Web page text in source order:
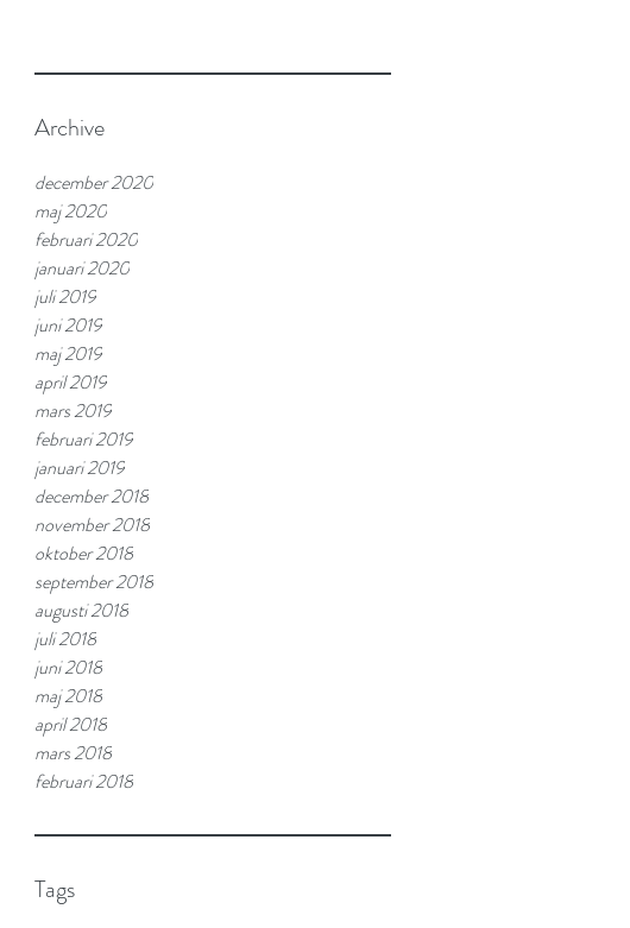
Archive
december 2020
maj 2020
februari 2020
januari 2020
juli 2019
juni 2019
maj 2019
april 2019
mars 2019
februari 2019
januari 2019
december 2018
november 2018
oktober 2018
september 2018
augusti 2018
juli 2018
juni 2018
maj 2018
april 2018
mars 2018
februari 2018
Tags